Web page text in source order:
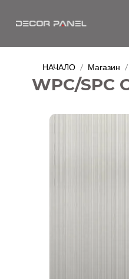
НАЧАЛО / Магазин /
WPC/